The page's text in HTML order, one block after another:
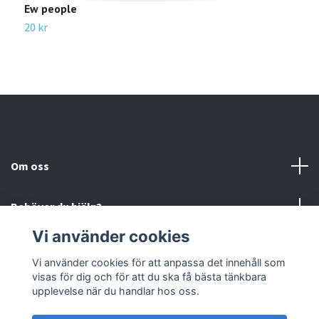
Ew people
20 kr
Om oss
Behöver du hjälp?
Läs mer
Sociala medier
Vi använder cookies
Vi använder cookies för att anpassa det innehåll som
visas för dig och för att du ska få bästa tänkbara
upplevelse när du handlar hos oss.